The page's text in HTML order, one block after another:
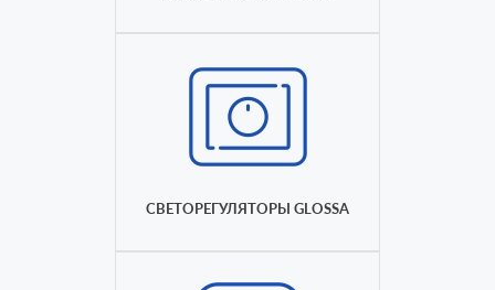
СВЕТОРЕГУЛЯТОРЫ GLOSSA